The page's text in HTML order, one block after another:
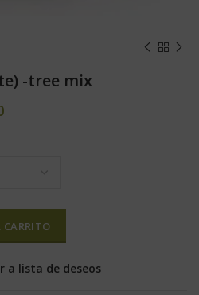
-tree mix
a lista de deseos